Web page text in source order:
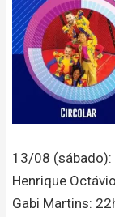
13/08 (sábado):
Henrique
Gabi Martins: